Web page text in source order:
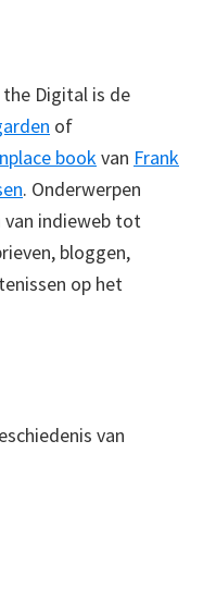
Digital is de
of
bookvan Frank
. Onderwerpen
van indieweb tot
bloggen,
op het
van